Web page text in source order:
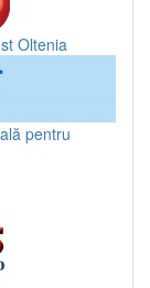
Oltenia
pentru